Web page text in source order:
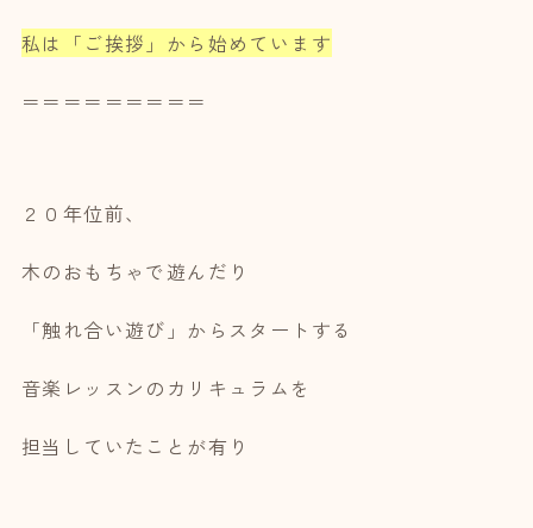
私は「ご挨拶」から始めています
＝＝＝＝＝＝＝＝＝
２０年位前、
木のおもちゃで遊んだり
「触れ合い遊び」からスタートする
音楽レッスンのカリキュラムを
担当していたことが有り